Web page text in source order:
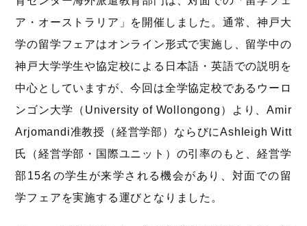
ア・オーストラリア」を開催しました。通常、神戸大
学の留学フェアはオンライン形式で実施し、留学中の
神戸大学学生や協定校による日本語・英語での説明を
中心としていますが、今回は全学協定校であるウーロ
ンゴン大学（University of Wollongong）より、Amir
Arjomandi准教授（経営学部）ならびにAshleigh Witt
氏（経営学部・国際ユニット）の引率のもと、経営学
部15名の学生が来学される機会があり、対面での留
学フェアを実施する運びとなりました。